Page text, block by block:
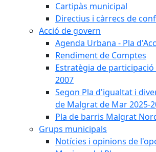
Cartipàs municipal
Directius i càrrecs de
Acció de govern
Agenda Urbana - Pla
Rendiment de Comptes
Estratègia de
2007
Segon Pla d'igualtat i
de Malgrat de Mar 2025-
Pla de barris Malgrat
Grups municipals
Notícies i opinions de